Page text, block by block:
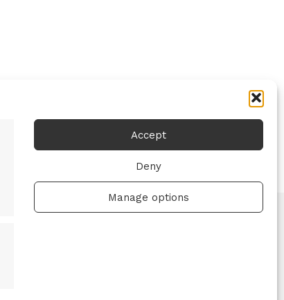
Accept
Deny
Manage options